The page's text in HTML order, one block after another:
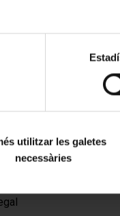
utilitzar les galetes
necessàries
la
la
1